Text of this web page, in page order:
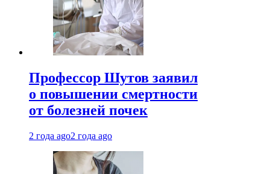
Профессор Шутов заявил
о повышении смертности
от болезней почек
2 года ago2 года ago